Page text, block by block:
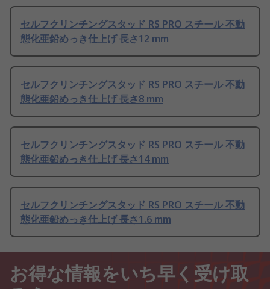
セルフクリンチングスタッド RS PRO スチール 不動
態化亜鉛めっき仕上げ 長さ12 mm
セルフクリンチングスタッド RS PRO スチール 不動
態化亜鉛めっき仕上げ 長さ8 mm
セルフクリンチングスタッド RS PRO スチール 不動
態化亜鉛めっき仕上げ 長さ14 mm
セルフクリンチングスタッド RS PRO スチール 不動
態化亜鉛めっき仕上げ 長さ1.6 mm
お得な情報をいち早く受け取